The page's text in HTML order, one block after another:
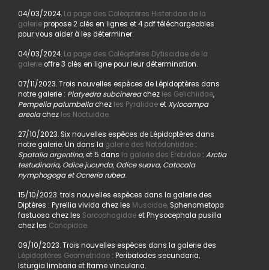
04/03/2024. La page des Coléoptères Histeridae de la
galeriepropose 2 clés en lignes et 4 pdf téléchargeables
pour vous aider à les déterminer.
04/03/2024. La page des Coléoptères Dytiscidae de la
galerieoffre 3 clés en ligne pour leur détermination.
07/11/2023. Trois nouvelles espèces de Lépidoptères dans
notre galerie : Platyedra subcinereachez les Gelichiidae,
Pempelia palumbellachez les PyralidaeetXylocampa
areolachez les Noctuidae.
27/10/2023. Six nouvelles espèces de Lépidoptères dans
notre galerie. Un dans la galerie des Notodontidae:
Spatalia argentina, et 5 dans la galerie des Erebidae: Arctia
testudinaria, Odice jucunda, Odice suava, Catocala
nymphogoga et Ocneria rubea.
15/10/2023. trois nouvelles espèces dans la galerie des
Diptères : Pyrellia vivida chez les Muscidae,Sphenometopa
fastuosa chez les Sarcophagidaeet Physocephala pusilla
chez les Conopidae.
09/10/2023. Trois nouvelles espèces dans la galerie des
Lépidoptères Geometridae: Peribatodes secundaria,
Isturgia limbaria et Itame vincularia.